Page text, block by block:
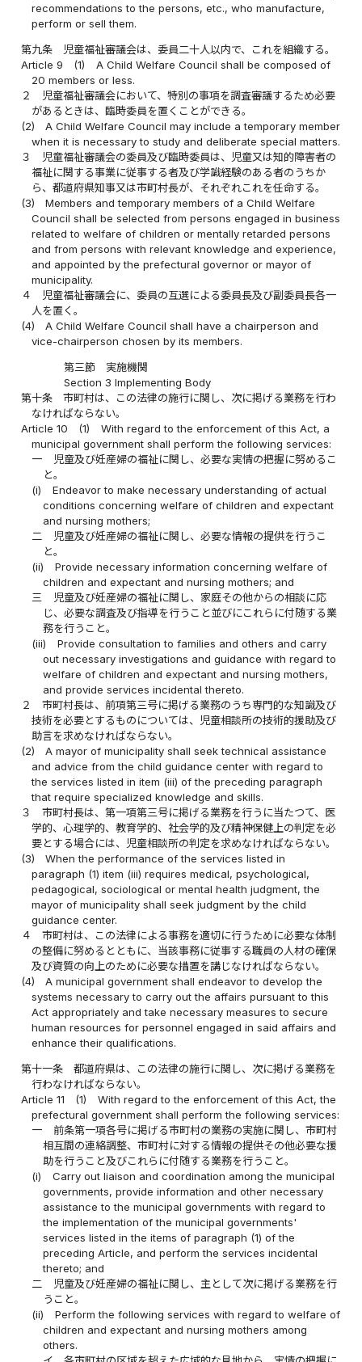
recommendations to the persons, etc., who manufacture,
perform or sell them.
第九条
児童福祉審議会は、委員二十人以内で、これを組織する。
Article 9
(1)
A Child Welfare Council shall be composed of
20 members or less.
２
児童福祉審議会において、特別の事項を調査審議するため必要
があるときは、臨時委員を置くことができる。
(2)
A Child Welfare Council may include a temporary member
when it is necessary to study and deliberate special matters.
３
児童福祉審議会の委員及び臨時委員は、児童又は知的障害者の
福祉に関する事業に従事する者及び学識経験のある者のうちか
ら、都道府県知事又は市町村長が、それぞれこれを任命する。
(3)
Members and temporary members of a Child Welfare
Council shall be selected from persons engaged in business
related to welfare of children or mentally retarded persons
and from persons with relevant knowledge and experience,
and appointed by the prefectural governor or mayor of
municipality.
４
児童福祉審議会に、委員の互選による委員長及び副委員長各一
人を置く。
(4)
A Child Welfare Council shall have a chairperson and
vice-chairperson chosen by its members.
第三節 実施機関
Section 3 Implementing Body
第十条
市町村は、この法律の施行に関し、次に掲げる業務を行わ
なければならない。
Article 10
(1)
With regard to the enforcement of this Act, a
municipal government shall perform the following services:
一
児童及び妊産婦の福祉に関し、必要な実情の把握に努めるこ
と。
(i)
Endeavor to make necessary understanding of actual
conditions concerning welfare of children and expectant
and nursing mothers;
二
児童及び妊産婦の福祉に関し、必要な情報の提供を行うこ
と。
(ii)
Provide necessary information concerning welfare of
children and expectant and nursing mothers; and
三
児童及び妊産婦の福祉に関し、家庭その他からの相談に応
じ、必要な調査及び指導を行うこと並びにこれらに付随する業
務を行うこと。
(iii)
Provide consultation to families and others and carry
out necessary investigations and guidance with regard to
welfare of children and expectant and nursing mothers,
and provide services incidental thereto.
２
市町村長は、前項第三号に掲げる業務のうち専門的な知識及び
技術を必要とするものについては、児童相談所の技術的援助及び
助言を求めなければならない。
(2)
A mayor of municipality shall seek technical assistance
and advice from the child guidance center with regard to
the services listed in item (iii) of the preceding paragraph
that require specialized knowledge and skills.
３
市町村長は、第一項第三号に掲げる業務を行うに当たつて、医
学的、心理学的、教育学的、社会学的及び精神保健上の判定を必
要とする場合には、児童相談所の判定を求めなければならない。
(3)
When the performance of the services listed in
paragraph (1) item (iii) requires medical, psychological,
pedagogical, sociological or mental health judgment, the
mayor of municipality shall seek judgment by the child
guidance center.
４
市町村は、この法律による事務を適切に行うために必要な体制
の整備に努めるとともに、当該事務に従事する職員の人材の確保
及び資質の向上のために必要な措置を講じなければならない。
(4)
A municipal government shall endeavor to develop the
systems necessary to carry out the affairs pursuant to this
Act appropriately and take necessary measures to secure
human resources for personnel engaged in said affairs and
enhance their qualifications.
第十一条
都道府県は、この法律の施行に関し、次に掲げる業務を
行わなければならない。
Article 11
(1)
With regard to the enforcement of this Act, the
prefectural government shall perform the following services:
一
前条第一項各号に掲げる市町村の業務の実施に関し、市町村
相互間の連絡調整、市町村に対する情報の提供その他必要な援
助を行うこと及びこれらに付随する業務を行うこと。
(i)
Carry out liaison and coordination among the municipal
governments, provide information and other necessary
assistance to the municipal governments with regard to
the implementation of the municipal governments'
services listed in the items of paragraph (1) of the
preceding Article, and perform the services incidental
thereto; and
二
児童及び妊産婦の福祉に関し、主として次に掲げる業務を行
うこと。
(ii)
Perform the following services with regard to welfare of
children and expectant and nursing mothers among
others.